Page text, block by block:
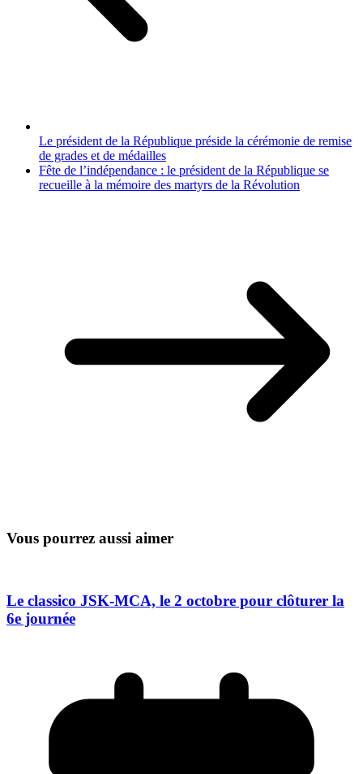
Le président de la République préside la cérémonie de remise
de grades et de médailles
Fête de l’indépendance : le président de la République se
recueille à la mémoire des martyrs de la Révolution
Vous pourrez aussi aimer
Le classico JSK-MCA, le 2 octobre pour clôturer la
6e journée